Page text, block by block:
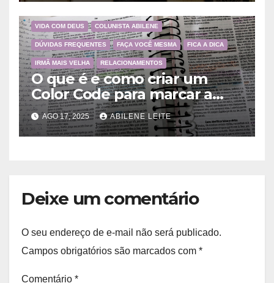
VIDA COM DEUS COLUNISTA ABILENE
DÚVIDAS FREQUENTES FAÇA VOCÊ MESMA FICA A DICA
IRMÃ MAIS VELHA RELACIONAMENTOS
O que é e como criar um
Color Code para marcar a
Bíblia?
AGO 17, 2025 ABILENE LEITE
Deixe um comentário
O seu endereço de e-mail não será publicado.
Campos obrigatórios são marcados com *
Comentário *